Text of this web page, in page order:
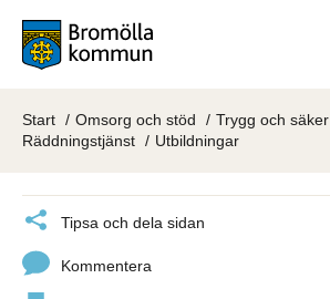
Start Omsorg och stöd
Trygg och säker
Räddningstjänst
Utbildningar
Tipsa och dela sidan
Kommentera